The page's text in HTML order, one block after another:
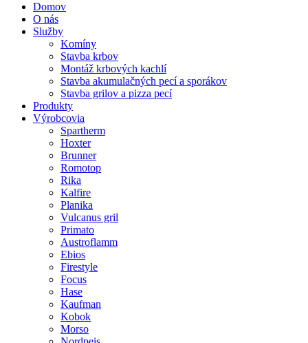
Domov
O nás
Služby
Komíny
Stavba krbov
Montáž krbových kachlí
Stavba akumulačných pecí a sporákov
Stavba grilov a pizza pecí
Produkty
Výrobcovia
Spartherm
Hoxter
Brunner
Romotop
Rika
Kalfire
Planika
Vulcanus gril
Primato
Austroflamm
Ebios
Firestyle
Focus
Hase
Kaufman
Kobok
Morso